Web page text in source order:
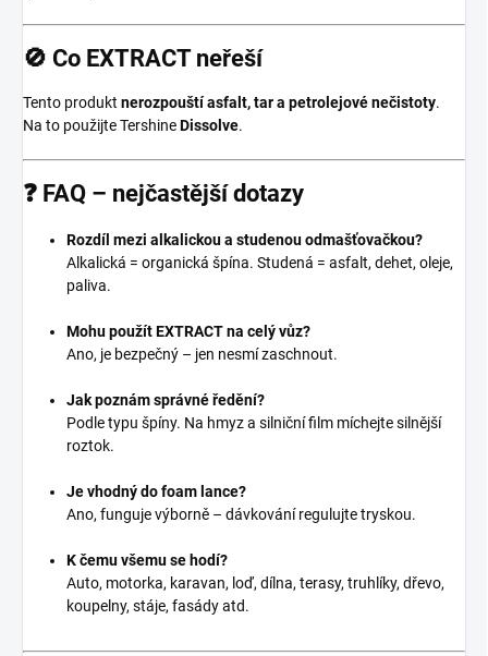
🚫 Co EXTRACT neřeší
Tento produkt nerozpouští asfalt, tar a petrolejové nečistoty.
Na to použijte TershineDissolve.
❓ FAQ – nejčastější dotazy
Rozdíl mezi alkalickou a studenou odmašťovačkou?
Alkalická = organická špína. Studená = asfalt, dehet, oleje,
paliva.
Mohu použít EXTRACT na celý vůz?
Ano, je bezpečný – jen nesmí zaschnout.
Jak poznám správné ředění?
Podle typu špíny. Na hmyz a silniční film míchejte silnější
roztok.
Je vhodný do foam lance?
Ano, funguje výborně – dávkování regulujte tryskou.
K čemu všemu se hodí?
Auto, motorka, karavan, loď, dílna, terasy, truhlíky, dřevo,
koupelny, stáje, fasády atd.